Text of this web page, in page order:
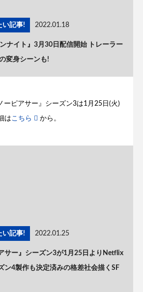
い記事! 2022.01.18
ナイト』3月30日配信開始 トレーラー
変身シーンも!
ーピアサー』シーズン3は1月25日(火)
はこちら から。
い記事! 2022.01.25
サー』シーズン3が1月25日よりNetflix
4製作も決定済みの格差社会描くSF